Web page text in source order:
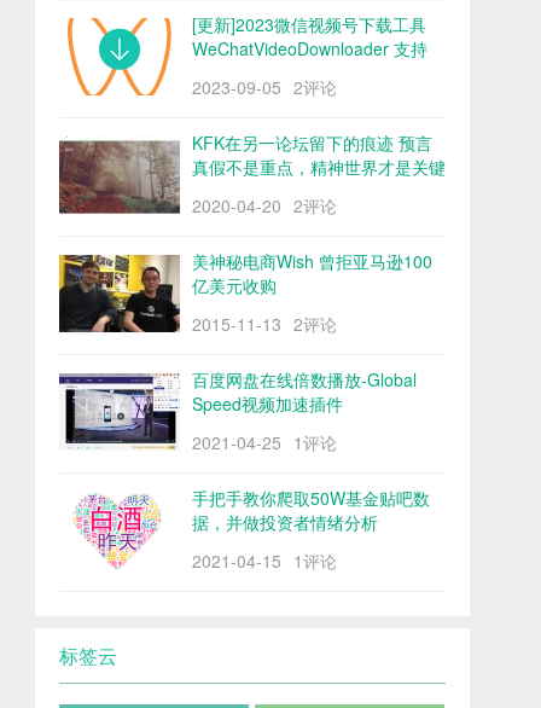
[更新]2023微信视频号下载工具
WeChatVideoDownloader 支持
2023-09-05 2评论
KFK在另一论坛留下的痕迹 预言
真假不是重点，精神世界才是关键
2020-04-20 2评论
美神秘电商Wish 曾拒亚马逊100
亿美元收购
2015-11-13 2评论
百度网盘在线倍数播放-Global
Speed视频加速插件
2021-04-25 1评论
手把手教你爬取50W基金贴吧数
据，并做投资者情绪分析
2021-04-15 1评论
标签云